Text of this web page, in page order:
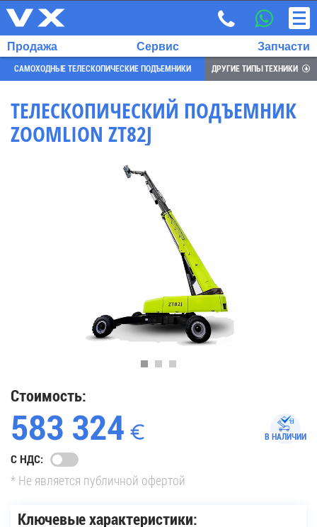
ВЫБРАННЫЙ
Купить новую технику
Сферы применения
Запчасти
Продажа Сервис Запчасти
САМОХОДНЫЕ ТЕЛЕСКОПИЧЕСКИЕ ПОДЪЕМНИКИ ДРУГИЕ ТИПЫ ТЕХНИКИ
ТЕЛЕСКОПИЧЕСКИЙ ПОДЪЕМНИК
ZOOMLION ZT82J
Ключевые характеристики:
Стоимость:
583 324 В НАЛИЧИИ
С НДС:
* Не является публичной офертой